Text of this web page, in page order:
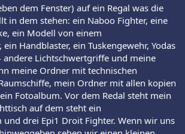
dem Fenster) auf ein Regal was die
in dem stehen: ein Naboo Fighter, eine
ein Modell von einem
Handblaster, ein Tuskengewehr, Yodas
andere Lichtschwertgriffe und meine
meine Ordner mit technischen
mein Ordner mit allen kopien
Fotoalbum. Vor dem Redal steht mein
auf dem steht ein
drei Epi1 Droit Fighter. Wenn wir uns